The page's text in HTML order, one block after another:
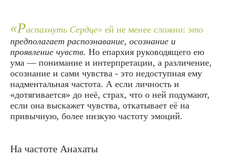
«Распахнуть Сердце» ей не менее сложно: это
предполагает распознавание, осознание и
проявление чувств. Но епархия руководящего ею
ума — понимание и интерпретации, а различение,
осознание и сами чувства - это недоступная ему
надментальная частота. А если личность и
«дотягивается» до неё, страх, что о ней подумают,
если она выскажет чувства, откатывает её на
привычную, более низкую частоту эмоций.
На частоте Анахаты